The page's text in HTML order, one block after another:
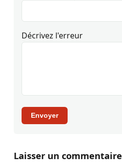
Décrivez l'erreur
Envoyer
Laisser un commentaire